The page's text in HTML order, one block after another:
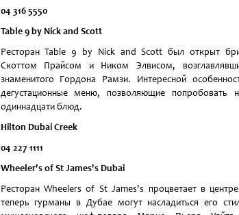
04 316 5550
Table 9 by Nick and Scott
Ресторан Table 9 by Nick and Scott был открыт
Скоттом Прайсом и Ником Элвисом,
знаменитого Гордона Рамзи. Интересной
дегустационные меню, позволяющие попробовать
одиннадцати блюд.
Hilton Dubai Creek
04 227 1111
Wheeler's of St James's Dubai
Ресторан Wheelers of St James's процветает в
теперь гурманы в Дубае могут насладиться его